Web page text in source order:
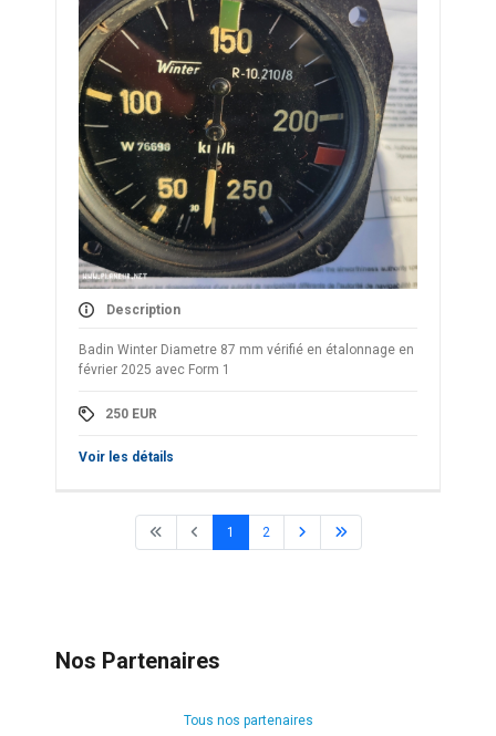
Description
Badin Winter Diametre 87 mm vérifié en étalonnage en
février 2025 avec Form 1
250 EUR
Voir les détails
1 2
Nos Partenaires
Tous nos partenaires